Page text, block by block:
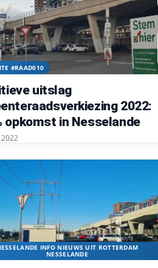
#RAAD010
uitslag
2022:
opkomst in Nesselande
INFO NIEUWS UIT ROTTERDAM
NESSELANDE